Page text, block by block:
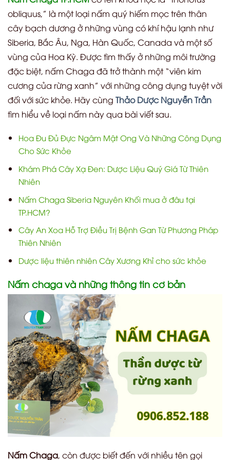
obliquus,” là một loại nấm quý hiếm mọc trên thân
cây bạch dương ở những vùng có khí hậu lạnh như
Siberia, Bắc Âu, Nga, Hàn Quốc, Canada và một số
vùng của Hoa Kỳ. Được tìm thấy ở những môi trường
đặc biệt, nấm Chaga đã trở thành một “viên kim
cương của rừng xanh” với những công dụng tuyệt vời
đối với sức khỏe. Hãy cùng Thảo Dược Nguyễn Trần
tìm hiểu về loại nấm này qua bài viết sau.
Hoa Đu Đủ Đực Ngâm Mật Ong Và Những Công Dụng
Cho Sức Khỏe
Khám Phá Cây Xạ Đen: Dược Liệu Quý Giá Từ Thiên
Nhiên
Nấm Chaga Siberia Nguyên Khối mua ở đâu tại
TP.HCM?
Cây An Xoa Hỗ Trợ Điều Trị Bệnh Gan Từ Phương Pháp
Thiên Nhiên
Dược liệu thiên nhiên Cây Xương Khỉ cho sức khỏe
Nấm chaga và những thông tin cơ bản
Nấm Chaga, còn được biết đến với nhiều tên gọi